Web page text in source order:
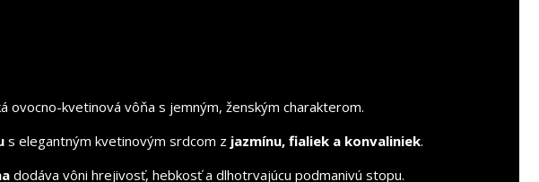
ovocno-kvetinová vôňa s jemným, ženským charakterom.
s elegantným kvetinovým srdcom z jazmínu, fialiek a konvaliniek.
dodáva vôni hrejivosť, hebkosť a dlhotrvajúcu podmanivú stopu.